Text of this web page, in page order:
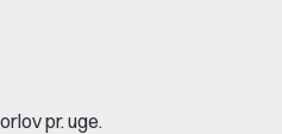
pr. uge.